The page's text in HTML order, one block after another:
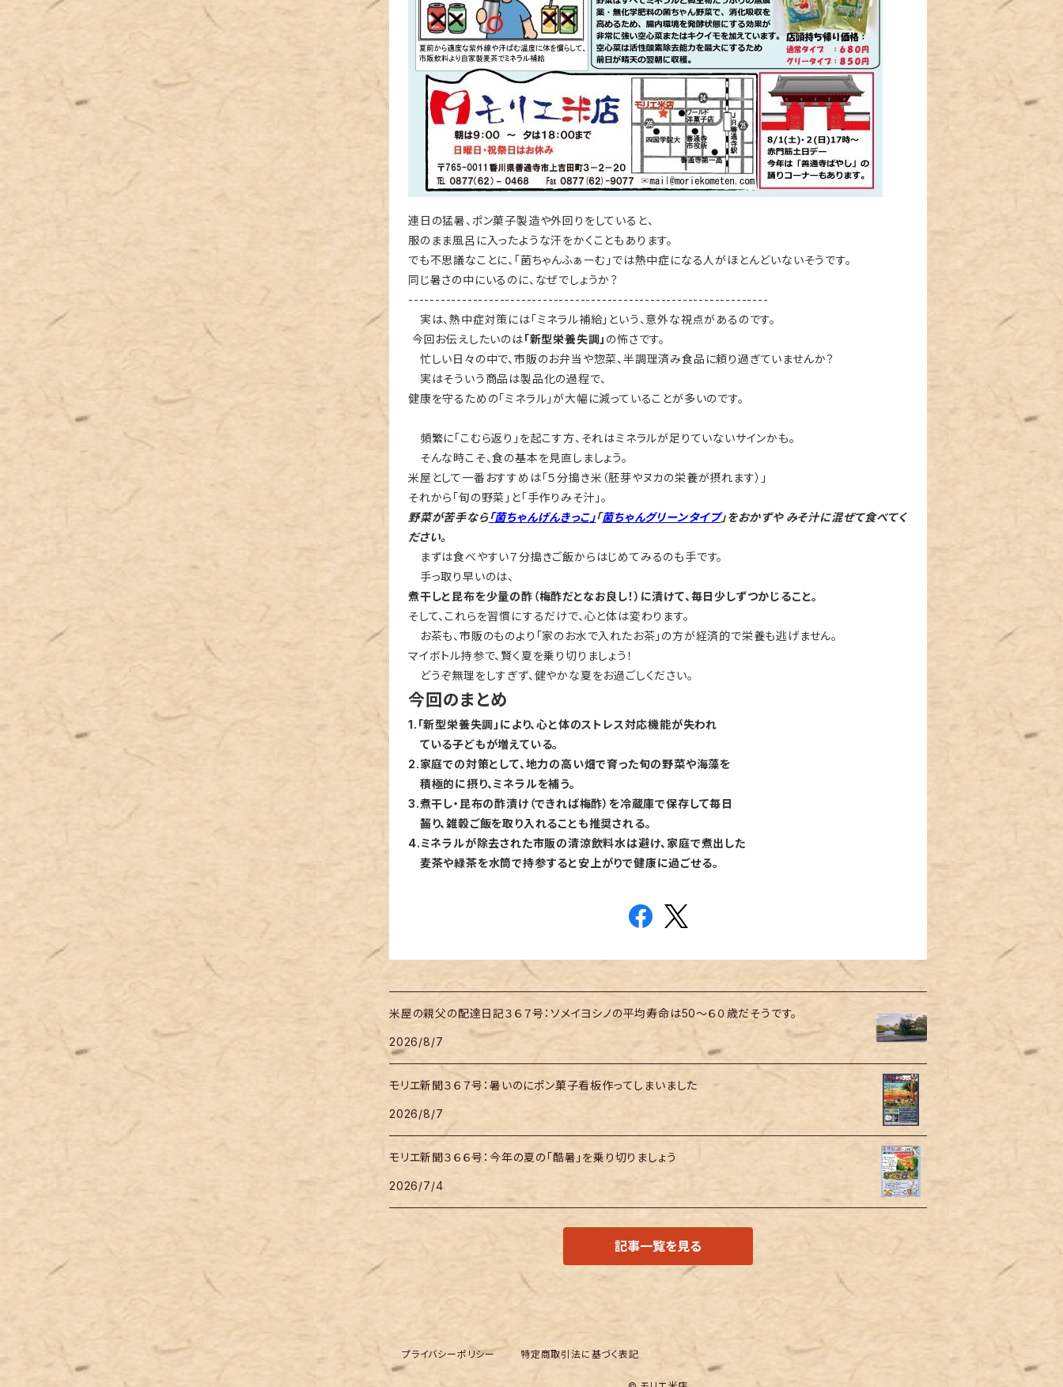
連日の猛暑、ポン菓子製造や外回りをしていると、
服のまま風呂に入ったような汗をかくこともあります。
でも不思議なことに、「菌ちゃんふぁーむ」では熱中症になる人がほとんどいないそうです。
同じ暑さの中にいるのに、なぜでしょうか？
-------------------------------------------------------------------
実は、熱中症対策には「ミネラル補給」という、意外な視点があるのです。
今回お伝えしたいのは「新型栄養失調」 の怖さです。
忙しい日々の中で、市販のお弁当や惣菜、半調理済み食品に頼り過ぎていませんか？
実はそういう商品は製品化の過程で、
健康を守るための「ミネラル」が大幅に減っていることが多いのです。
頻繁に｢こむら返り｣を起こす方、それはミネラルが足りていないサインかも。
そんな時こそ、食の基本を見直しましょう。
米屋として一番おすすめは「５分搗き米（胚芽やヌカの栄養が摂れます）」
それから「旬の野菜」と「手作りみそ汁」。
野菜が苦手なら「菌ちゃんげんきっこ」「菌ちゃんグリーンタイプ」をおかずや みそ汁に混ぜて食べてく
ださい。
まずは食べやすい７分搗きご飯からはじめてみるのも手です。
手っ取り早いのは、
煮干しと昆布を少量の酢（梅酢だとなお良し！）に漬けて、毎日少しずつかじること。
そして、これらを習慣にするだけで、心と体は変わります。
お茶も、市販のものより「家のお水で入れたお茶」の方が経済的で栄養も逃げません。
マイボトル持参で、賢く夏を乗り切りましょう！
どうぞ無理をしすぎず、健やかな夏をお過ごしください。
今回のまとめ
1.「新型栄養失調」により、心と体のストレス対応機能が失われ
ている子どもが増えている。
2.家庭での対策として、地力の高い畑で育った旬の野菜や海藻を
積極的に摂り、ミネラルを補う。
3.煮干し・昆布の酢漬け（できれば梅酢）を冷蔵庫で保存して毎日
齧り、雑穀ご飯を取り入れることも推奨される。
4.ミネラルが除去された市販の清涼飲料水は避け、家庭で煮出した
麦茶や緑茶を水筒で持参すると安上がりで健康に過ごせる。
米屋の親父の配達日記３６７号：ソメイヨシノの平均寿命は50～６０歳だそうです。
2026/8/7
モリエ新聞３６７号：暑いのにポン菓子看板作ってしまいました
2026/8/7
モリエ新聞３６６号：今年の夏の「酷暑」を乗り切りましょう
2026/7/4
記事一覧を見る
プライバシーポリシー 特定商取引法に基づく表記